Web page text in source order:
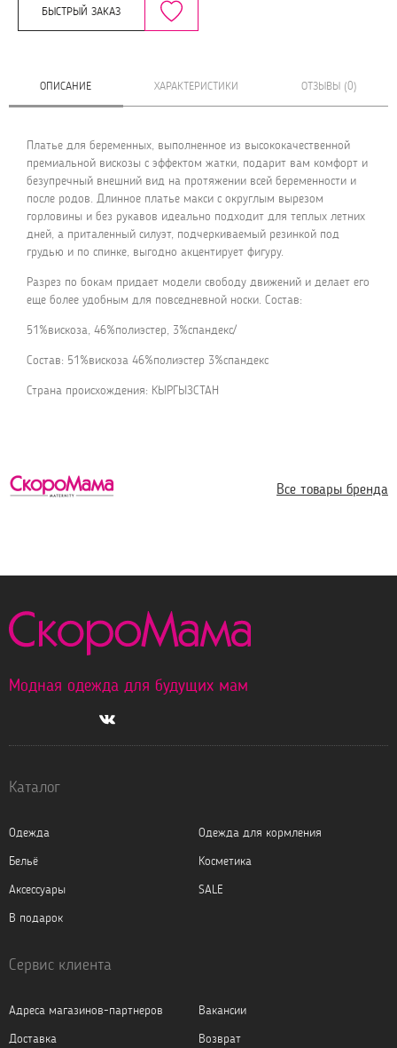
БЫСТРЫЙ ЗАКАЗ
ОПИСАНИЕ ХАРАКТЕРИСТИКИ ОТЗЫВЫ (0)
Платье для беременных, выполненное из высококачественной
премиальной вискозы с эффектом жатки, подарит вам комфорт и
безупречный внешний вид на протяжении всей беременности и
после родов. Длинное платье макси с округлым вырезом
горловины и без рукавов идеально подходит для теплых летних
дней, а приталенный силуэт, подчеркиваемый резинкой под
грудью и по спинке, выгодно акцентирует фигуру.
Разрез по бокам придает модели свободу движений и делает его
еще более удобным для повседневной носки. Состав:
51%вискоза, 46%полиэстер, 3%спандекс/
Состав: 51%вискоза 46%полиэстер 3%спандекс
Страна происхождения: КЫРГЫЗСТАН
Все товары бренда
Модная одежда для будущих мам
Каталог
Одежда
Одежда для кормления
Бельё
Косметика
Аксессуары
SALE
В подарок
Сервис клиента
Адреса магазинов-партнеров
Вакансии
Доставка
Возврат